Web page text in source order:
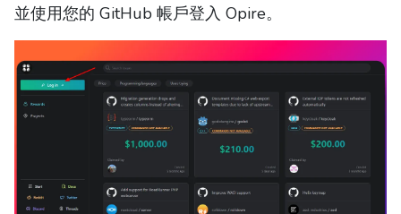
並使用您的 GitHub 帳戶登入 Opire。